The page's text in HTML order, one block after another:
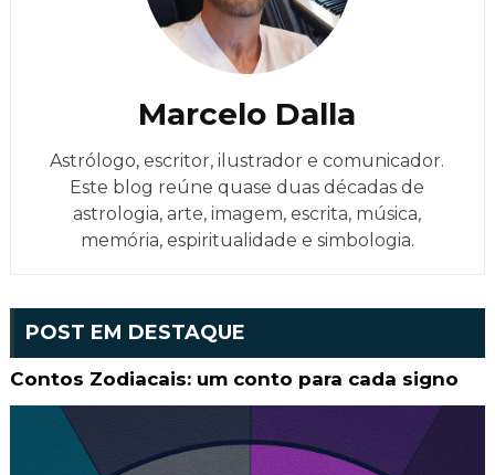
Marcelo Dalla
Astrólogo, escritor, ilustrador e comunicador.
Este blog reúne quase duas décadas de
astrologia, arte, imagem, escrita, música,
memória, espiritualidade e simbologia.
POST EM DESTAQUE
Contos Zodiacais: um conto para cada signo